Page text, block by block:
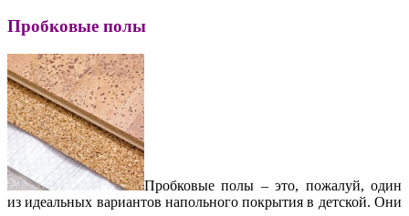
Пробковые полы
Пробковые полы – это, пожалуй, один
из идеальных вариантов напольного покрытия в детской. Они